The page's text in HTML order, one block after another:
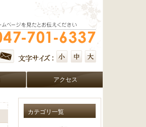
アクセス
カテゴリ一覧